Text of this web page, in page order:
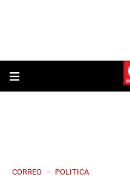
CORREO > POLITICA